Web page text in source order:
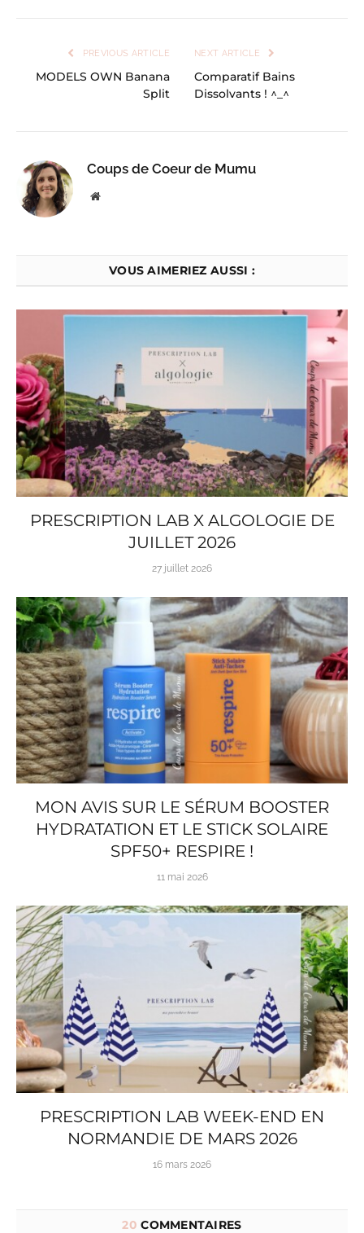
PREVIOUS ARTICLE
MODELS OWN Banana
Split
NEXT ARTICLE
Comparatif Bains
Dissolvants ! ^_^
Coups de Coeur de Mumu
Website
VOUS AIMERIEZ AUSSI :
PRESCRIPTION LAB X ALGOLOGIE DE
JUILLET 2026
27 juillet 2026
MON AVIS SUR LE SÉRUM BOOSTER
HYDRATATION ET LE STICK SOLAIRE
SPF50+ RESPIRE !
11 mai 2026
PRESCRIPTION LAB WEEK-END EN
NORMANDIE DE MARS 2026
16 mars 2026
20 COMMENTAIRES